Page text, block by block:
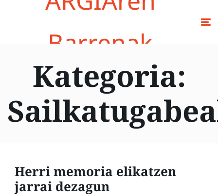
Barrenak
Kategoria:
Herri memoria elikatzen
jarrai dezagun